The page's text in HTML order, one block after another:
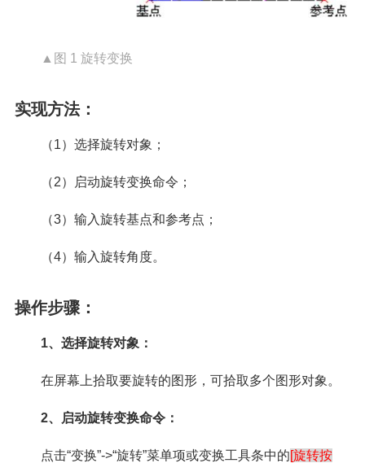
▲图 1 旋转变换
实现方法：
（1）选择旋转对象；
（2）启动旋转变换命令；
（3）输入旋转基点和参考点；
（4）输入旋转角度。
操作步骤：
1、选择旋转对象：
在屏幕上拾取要旋转的图形，可拾取多个图形对象。
2、启动旋转变换命令：
点击“变换”->“旋转”菜单项或变换工具条中的[旋转按